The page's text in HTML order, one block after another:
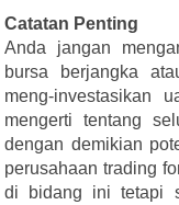
Catatan Penting
Anda jangan
bursa berjangka
meng-investasikan
mengerti tentang
dengan demikian
perusahaan trading
di bidang ini tetapi